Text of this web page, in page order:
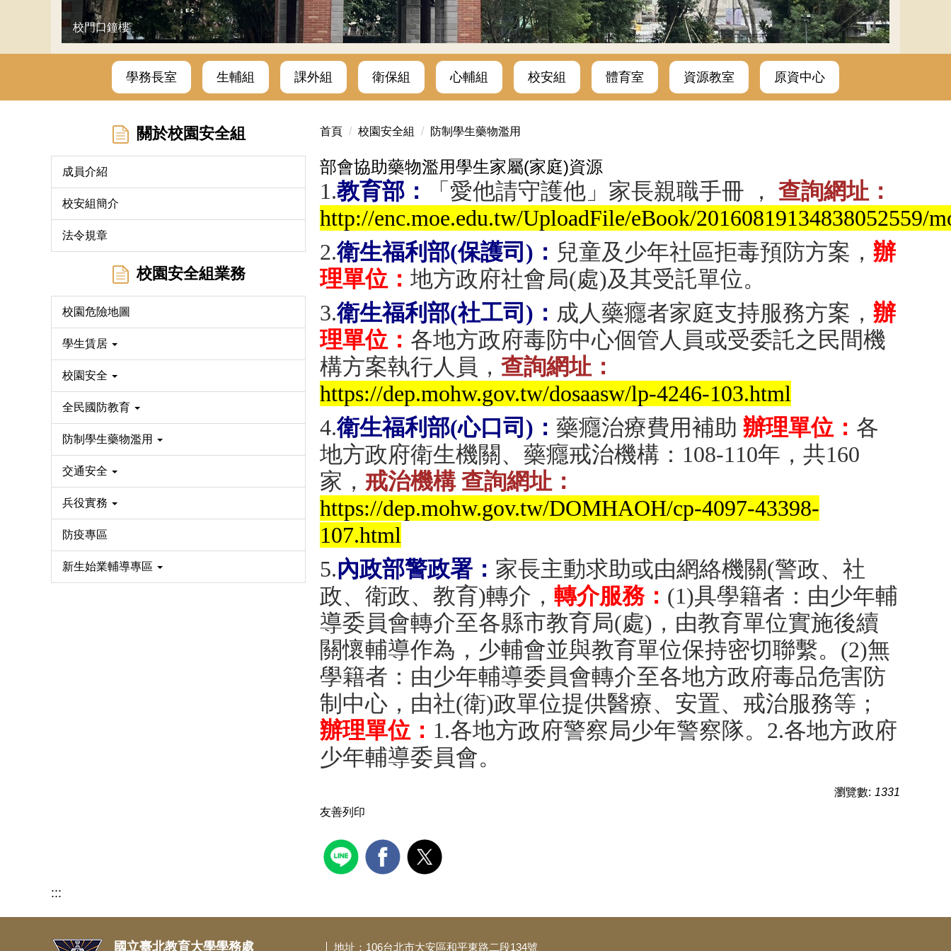
校門口鐘樓
學務長室 生輔組 課外組 衛保組 心輔組 校安組 體育室 資源教室 原資中心
關於校園安全組
成員介紹
校安組簡介
法令規章
校園安全組業務
校園危險地圖
學生賃居
校園安全
全民國防教育
防制學生藥物濫用
交通安全
兵役實務
防疫專區
新生始業輔導專區
首頁 校園安全組 防制學生藥物濫用
部會協助藥物濫用學生家屬(家庭)資源
1.教育部： 「愛他請守護他」家長親職手冊 ， 查詢網址：
http://enc.moe.edu.tw/UploadFile/eBook/20160819134838052559/
2.衛生福利部(保護司)： 兒童及少年社區拒毒預防方案， 辦
理單位： 地方政府社會局(處)及其受託單位。
3.衛生福利部(社工司)： 成人藥癮者家庭支持服務方案， 辦
理單位： 各地方政府毒防中心個管人員或受委託之民間機
構方案執行人員， 查詢網址：
https://dep.mohw.gov.tw/dosaasw/lp-4246-103.html
4.衛生福利部(心口司)： 藥癮治療費用補助 辦理單位： 各
地方政府衛生機關、藥癮戒治機構：108-110年，共160
家， 戒治機構 查詢網址：
https://dep.mohw.gov.tw/DOMHAOH/cp-4097-43398-
107.html
5.內政部警政署： 家長主動求助或由網絡機關(警政、社
政、衛政、教育)轉介， 轉介服務： (1)具學籍者：由少年輔
導委員會轉介至各縣市教育局(處)，由教育單位實施後續
關懷輔導作為，少輔會並與教育單位保持密切聯繫。(2)無
學籍者：由少年輔導委員會轉介至各地方政府毒品危害防
制中心，由社(衛)政單位提供醫療、安置、戒治服務等；
辦理單位： 1.各地方政府警察局少年警察隊。2.各地方政府
少年輔導委員會。
瀏覽數: 1331
友善列印
:::
國立臺北教育大學學務處 地址：106台北市大安區和平東路二段134號